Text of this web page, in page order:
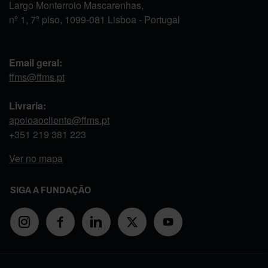
Largo Monterroio Mascarenhas,
nº 1, 7º piso, 1099-081 Lisboa - Portugal
Email geral:
ffms@ffms.pt
Livraria:
apoioaocliente@ffms.pt
+351 219 381 223
Ver no mapa
SIGA A FUNDAÇÃO